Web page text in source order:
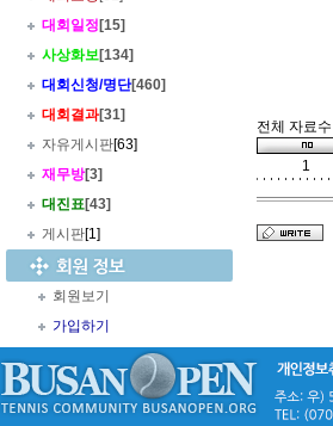
대회일정 [15]
사상화보[134]
대회신청/명단[460]
대회결과[31]
자유게시판[63]
재무방[3]
대진표[43]
게시판[1]
회원보기
가입하기
전체 자료
1